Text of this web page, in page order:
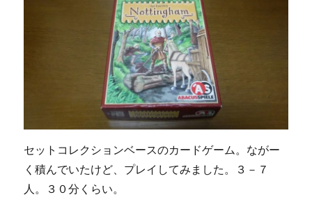
ム
レ
ビ
ュ
ー
に
セットコレクションベースのカードゲーム。ながー
く積んでいたけど、プレイしてみました。３－７
人。３０分くらい。